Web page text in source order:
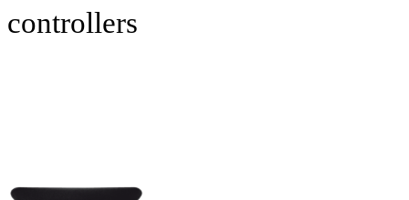
controllers